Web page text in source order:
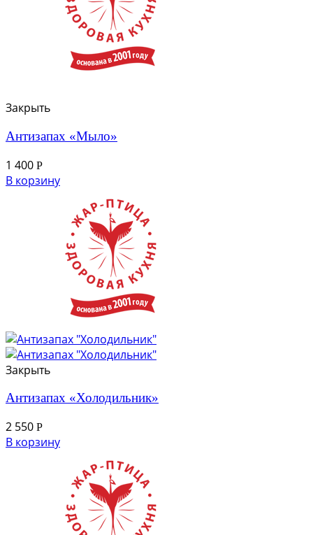
Закрыть
Антизапах «Мыло»
1 400 Р
В корзину
Закрыть
Антизапах «Холодильник»
2 550 Р
В корзину